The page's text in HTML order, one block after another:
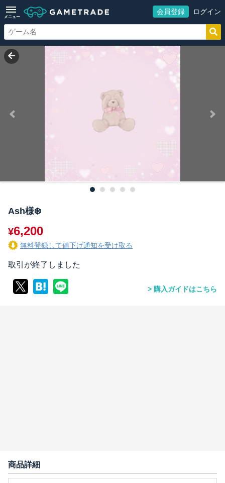
メニュー
会員登録 ログイン
Ash様❄️
¥6,200
無料登録して値下げ通知を受け取る
取引が終了しました
購入ガイドはこちら
商品詳細